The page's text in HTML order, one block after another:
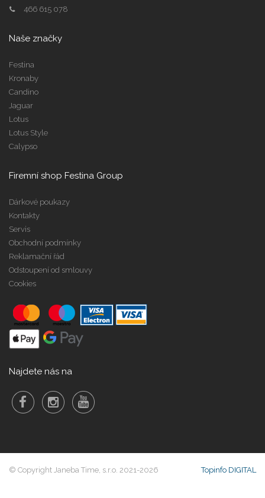
466 615 078
Naše značky
Festina
Kronaby
Candino
Jaguar
Lotus
Lotus Style
Calypso
Firemní shop Festina Group
Dárkové poukazy
Kontakty
Servis
Obchodní podmínky
Reklamační řád
Odstoupení od smlouvy
Cookies
Najdete nás na
© Copyright Janeba Time, s.r.o. 2021-2026 Topinfo DIGITAL